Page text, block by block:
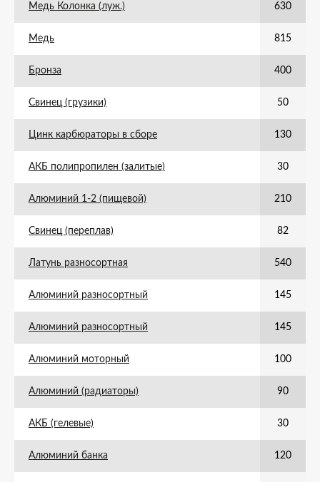
Медь Колонка (луж.) 630
Медь 815
Бронза 400
Свинец (грузики) 50
Цинк карбюраторы в сборе 130
АКБ полипропилен (залитые) 30
Алюминий 1-2 (пищевой) 210
Свинец (переплав) 82
Латунь разносортная 540
Алюминий разносортный 145
Алюминий разносортный 145
Алюминий моторный 100
Алюминий (радиаторы) 90
АКБ (гелевые) 30
Алюминий банка 120